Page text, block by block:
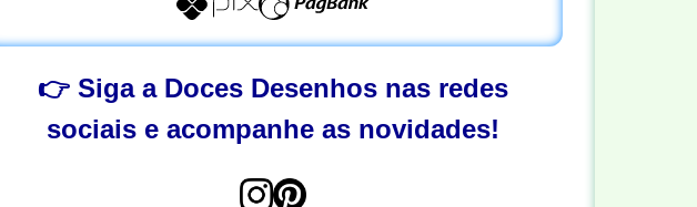
👉 Siga a Doces Desenhos nas redes
sociais e acompanhe as novidades!